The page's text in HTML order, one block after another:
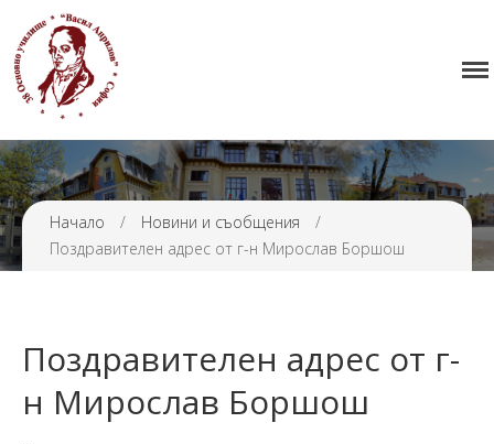
Нормативна уредба
Прием
Проекти и дейности
Седмично разписание
Начало / Новини и съобщения
/
Поздравителен адрес от г-н Мирослав Боршош
Поздравителен адрес от г-
н Мирослав Боршош